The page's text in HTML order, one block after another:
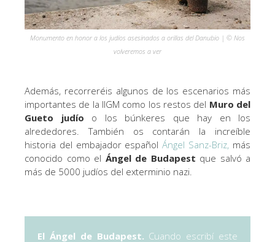
Monumento en honor a los judíos asesinados a orillas del Danubio | © Nos
volveremos a ver
Además, recorreréis algunos de los escenarios más
importantes de la IIGM como los restos del Muro del
Gueto judío o los búnkeres que hay en los
alrededores. También os contarán la increíble
historia del embajador españolÁngel Sanz-Briz, más
conocido como el Ángel de Budapest que salvó a
más de 5000 judíos del exterminio nazi.
El Ángel de Budapest. Cuando escribí este